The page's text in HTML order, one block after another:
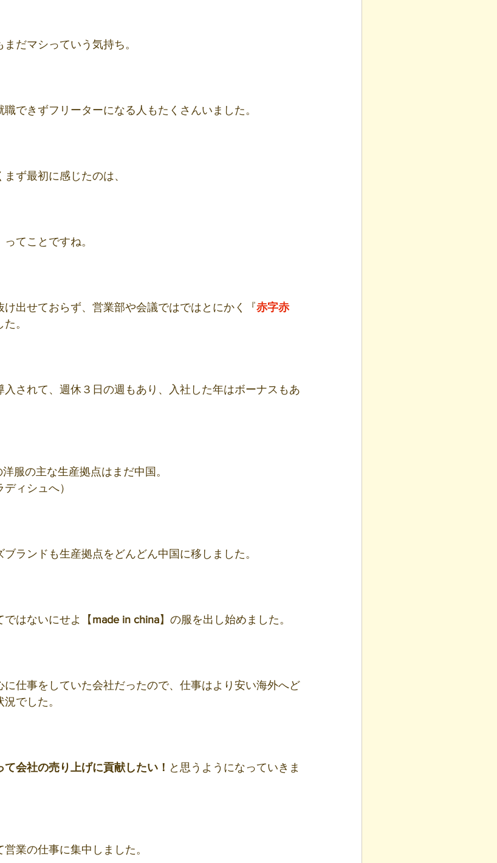
だマシっていう気持ち。
できずフリーターになる人もたくさんいました。
ず最初に感じたのは、
ってことですね。
け出せておらず、営業部や会議ではではとにかく『赤字赤
。
されて、週休３日の週もあり、入社した年はボーナスもあ
服の主な生産拠点はまだ中国。
ィシュへ）
ランドも生産拠点をどんどん中国に移しました。
ではないにせよ【 made in china】の服を出し始めました。
に仕事をしていた会社だったので、仕事はより安い海外へど
でした。
て会社の売り上げに貢献したい！ と思うようになっていきま
業の仕事に集中しました。